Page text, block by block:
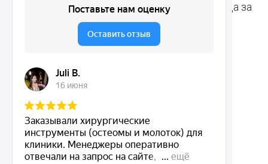
Терапевтические
инструменты
Средства для ухода за
полостью рта
Dentins.ru
Акции